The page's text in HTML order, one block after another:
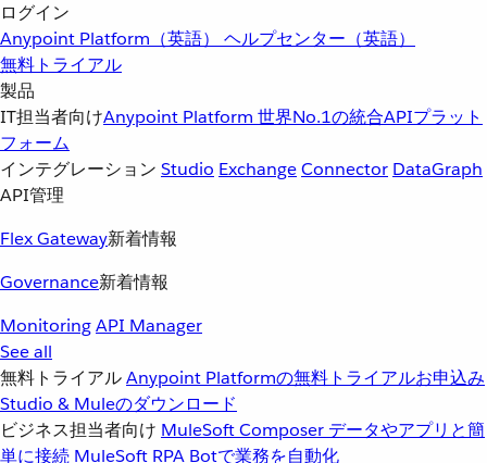
ログイン
Anypoint Platform（英語） ヘルプセンター（英語）
無料トライアル
製品
IT担当者向けAnypoint Platform 世界No.1の統合APIプラット
フォーム
インテグレーション Studio ExchangeConnector DataGraph
API管理
Flex Gateway新着情報
Governance新着情報
MonitoringAPI Manager
See all
無料トライアルAnypoint Platformの無料トライアルお申込み
Studio & Muleのダウンロード
ビジネス担当者向け MuleSoft Composer データやアプリと簡
単に接続 MuleSoft RPA Botで業務を自動化